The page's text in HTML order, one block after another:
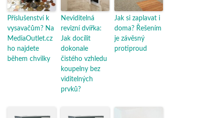
Příslušenství k
vysavačům? Na
MediaOutlet.cz
ho najdete
během chvilky
Neviditelná
revizní dvířka:
Jak docílit
dokonale
čistého vzhledu
koupelny bez
viditelných
prvků?
Jak si zaplavat i
doma? Řešením
je závěsný
protiproud